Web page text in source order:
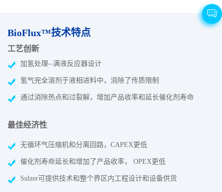
BioFlux™技术特点
工艺创新
加氢处理--满液反应器设计
氢气完全溶剂于液相进料中，消除了传质限制
通过消除热点和过裂解，增加产品收率和延长催化剂寿命
最佳经济性
无循环气压缩机和分离回路，CAPEX更低
催化剂寿命延长和增加了产品收率， OPEX更低
Sulzer可提供技术和整个界区内工程设计和设备供货